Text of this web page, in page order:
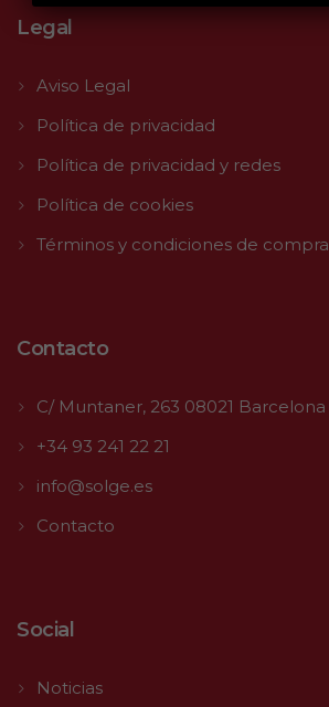
Legal
Aviso Legal
Política de privacidad
Política de privacidad y redes
Política de cookies
Términos y condiciones de compra
Contacto
C/ Muntaner, 263 08021 Barcelona
+34 93 241 22 21
info@solge.es
Contacto
Social
Noticias